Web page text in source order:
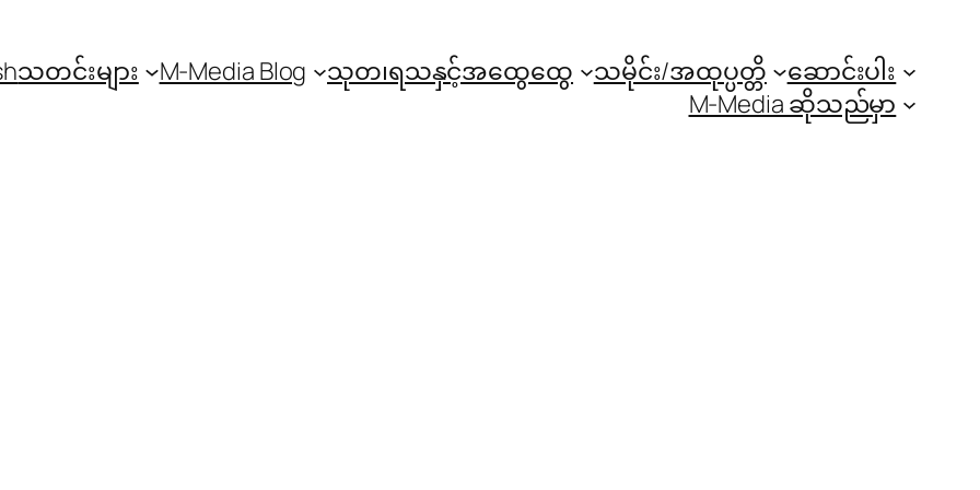
သတင်းများ M-Media Blog သုတ၊ရသနှင့်အထွေထွေ သမိုင်း/အထုပ္ပတ္တိ
ဆောင်းပါး
M-Media ဆိုသည်မှာ